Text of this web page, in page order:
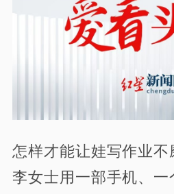
怎样才能让娃写作业
李女士用一部手机、一